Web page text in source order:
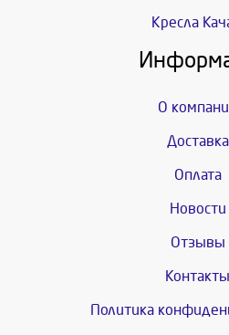
Кресла
О
Доставка
Оплата
Новости
Отзывы
Контакты
Политика